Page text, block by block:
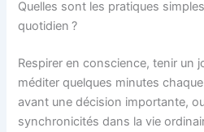
Quelles sont les pratiques
quotidien ?
Respirer en conscience, tenir un
méditer quelques minutes
avant une décision importante,
synchronicités dans la vie